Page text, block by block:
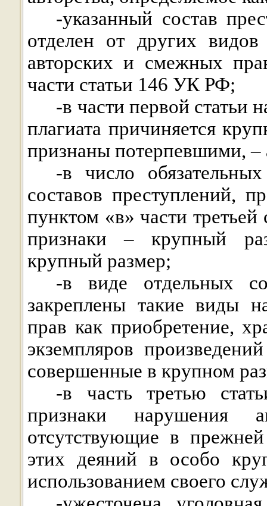
-указанный состав
отделен от других
авторских и смежных
части статьи 146 УК РФ;
-в части первой статьи
плагиата причиняется
признаны потерпевшими, –
-в число
составов преступлений,
пунктом «в» части
признаки – крупный
крупный размер;
-в виде отдельных
закреплены такие виды
прав как приобретение,
экземпляров
совершенные в крупном
-в часть третью
признаки нарушения
отсутствующие в
этих деяний в особо
использованием своего